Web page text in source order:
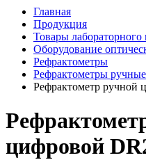
Главная
Продукция
Товары лабораторного
Оборудование
Рефрактометры
Рефрактометры
Рефрактометр ручной
цифровой